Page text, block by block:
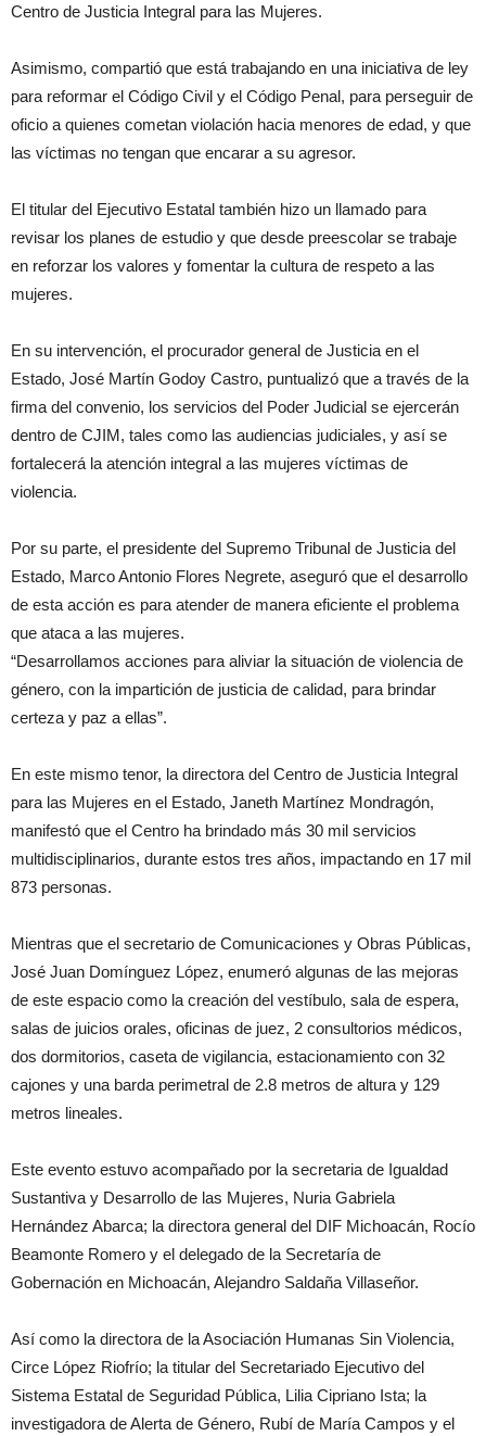
Centro de Justicia Integral para las Mujeres.
Asimismo, compartió que está trabajando en una iniciativa de ley
para reformar el Código Civil y el Código Penal, para perseguir de
oficio a quienes cometan violación hacia menores de edad, y que
las víctimas no tengan que encarar a su agresor.
El titular del Ejecutivo Estatal también hizo un llamado para
revisar los planes de estudio y que desde preescolar se trabaje
en reforzar los valores y fomentar la cultura de respeto a las
mujeres.
En su intervención, el procurador general de Justicia en el
Estado, José Martín Godoy Castro, puntualizó que a través de la
firma del convenio, los servicios del Poder Judicial se ejercerán
dentro de CJIM, tales como las audiencias judiciales, y así se
fortalecerá la atención integral a las mujeres víctimas de
violencia.
Por su parte, el presidente del Supremo Tribunal de Justicia del
Estado, Marco Antonio Flores Negrete, aseguró que el desarrollo
de esta acción es para atender de manera eficiente el problema
que ataca a las mujeres.
“Desarrollamos acciones para aliviar la situación de violencia de
género, con la impartición de justicia de calidad, para brindar
certeza y paz a ellas”.
En este mismo tenor, la directora del Centro de Justicia Integral
para las Mujeres en el Estado, Janeth Martínez Mondragón,
manifestó que el Centro ha brindado más 30 mil servicios
multidisciplinarios, durante estos tres años, impactando en 17 mil
873 personas.
Mientras que el secretario de Comunicaciones y Obras Públicas,
José Juan Domínguez López, enumeró algunas de las mejoras
de este espacio como la creación del vestíbulo, sala de espera,
salas de juicios orales, oficinas de juez, 2 consultorios médicos,
dos dormitorios, caseta de vigilancia, estacionamiento con 32
cajones y una barda perimetral de 2.8 metros de altura y 129
metros lineales.
Este evento estuvo acompañado por la secretaria de Igualdad
Sustantiva y Desarrollo de las Mujeres, Nuria Gabriela
Hernández Abarca; la directora general del DIF Michoacán, Rocío
Beamonte Romero y el delegado de la Secretaría de
Gobernación en Michoacán, Alejandro Saldaña Villaseñor.
Así como la directora de la Asociación Humanas Sin Violencia,
Circe López Riofrío; la titular del Secretariado Ejecutivo del
Sistema Estatal de Seguridad Pública, Lilia Cipriano Ista; la
investigadora de Alerta de Género, Rubí de María Campos y el